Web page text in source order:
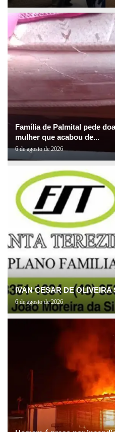
Família de Palmital pede
mulher que acabou de...
6 de agosto de 2026
IVAN CESAR DE OLIVEIRA
6 de agosto de 2026